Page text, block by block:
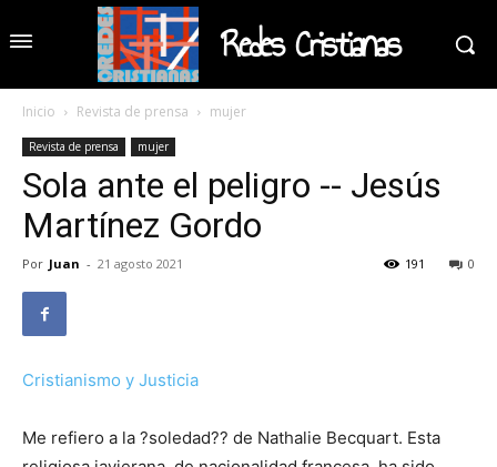
Redes Cristianas
Inicio Revista de prensa mujer
Revista de prensa mujer
Sola ante el peligro -- Jesús
Martínez Gordo
Por Juan - 21 agosto 2021 0
191
Cristianismo y Justicia
Me refiero a la ?soledad?? de Nathalie Becquart. Esta